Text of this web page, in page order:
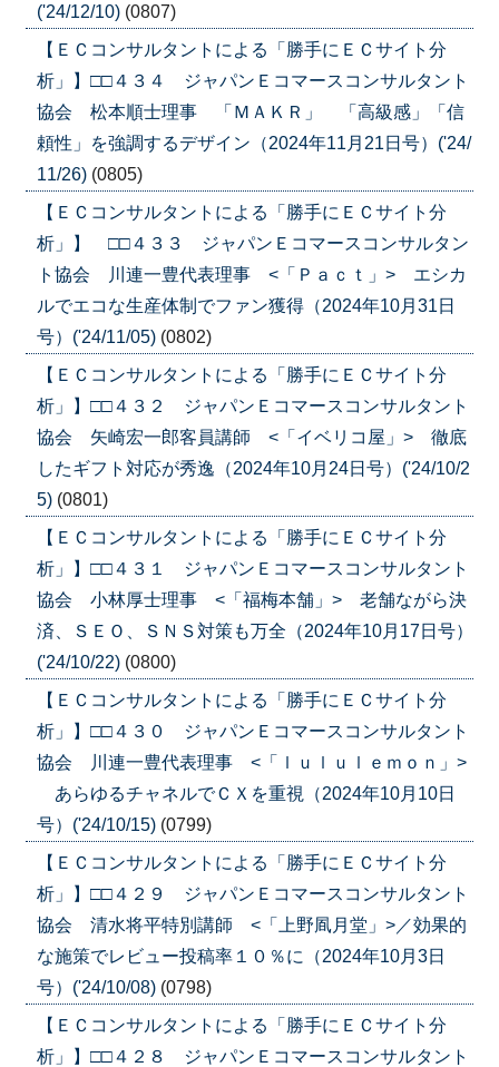
('24/12/10) (0807)
【ＥＣコンサルタントによる「勝手にＥＣサイト分
析」】□□４３４ ジャパンＥコマースコンサルタント
協会 松本順士理事 「ＭＡＫＲ」 「高級感」「信
頼性」を強調するデザイン（2024年11月21日号）('24/
11/26) (0805)
【ＥＣコンサルタントによる「勝手にＥＣサイト分
析」】 □□４３３ ジャパンＥコマースコンサルタン
ト協会 川連一豊代表理事 <「Ｐａｃｔ」> エシカ
ルでエコな生産体制でファン獲得（2024年10月31日
号）('24/11/05) (0802)
【ＥＣコンサルタントによる「勝手にＥＣサイト分
析」】□□４３２ ジャパンＥコマースコンサルタント
協会 矢崎宏一郎客員講師 <「イベリコ屋」> 徹底
したギフト対応が秀逸（2024年10月24日号）('24/10/2
5) (0801)
【ＥＣコンサルタントによる「勝手にＥＣサイト分
析」】□□４３１ ジャパンＥコマースコンサルタント
協会 小林厚士理事 <「福梅本舗」> 老舗ながら決
済、ＳＥＯ、ＳＮＳ対策も万全（2024年10月17日号）
('24/10/22) (0800)
【ＥＣコンサルタントによる「勝手にＥＣサイト分
析」】□□４３０ ジャパンＥコマースコンサルタント
協会 川連一豊代表理事 <「ｌｕｌｕｌｅｍｏｎ」>
あらゆるチャネルでＣＸを重視（2024年10月10日
号）('24/10/15) (0799)
【ＥＣコンサルタントによる「勝手にＥＣサイト分
析」】□□４２９ ジャパンＥコマースコンサルタント
協会 清水将平特別講師 <「上野凮月堂」>／効果的
な施策でレビュー投稿率１０％に（2024年10月3日
号）('24/10/08) (0798)
【ＥＣコンサルタントによる「勝手にＥＣサイト分
析」】□□４２８ ジャパンＥコマースコンサルタント